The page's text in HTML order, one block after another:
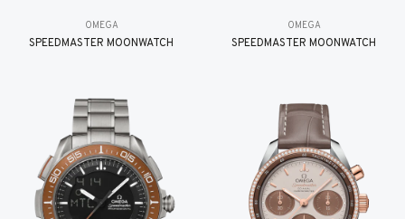
OMEGA
SPEEDMASTER MOONWATCH
OMEGA
SPEEDMASTER MOONWATCH